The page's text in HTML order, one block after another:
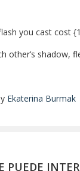
you cast cost
other’s shadow,
Ekaterina Burmak
PUEDE